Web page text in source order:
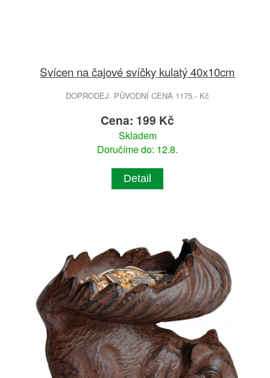
Svícen na čajové svíčky kulatý 40x10cm
DOPRODEJ. PŮVODNÍ CENA 1175.- Kč
Cena: 199 Kč
Skladem
Doručíme do: 12.8.
Detail